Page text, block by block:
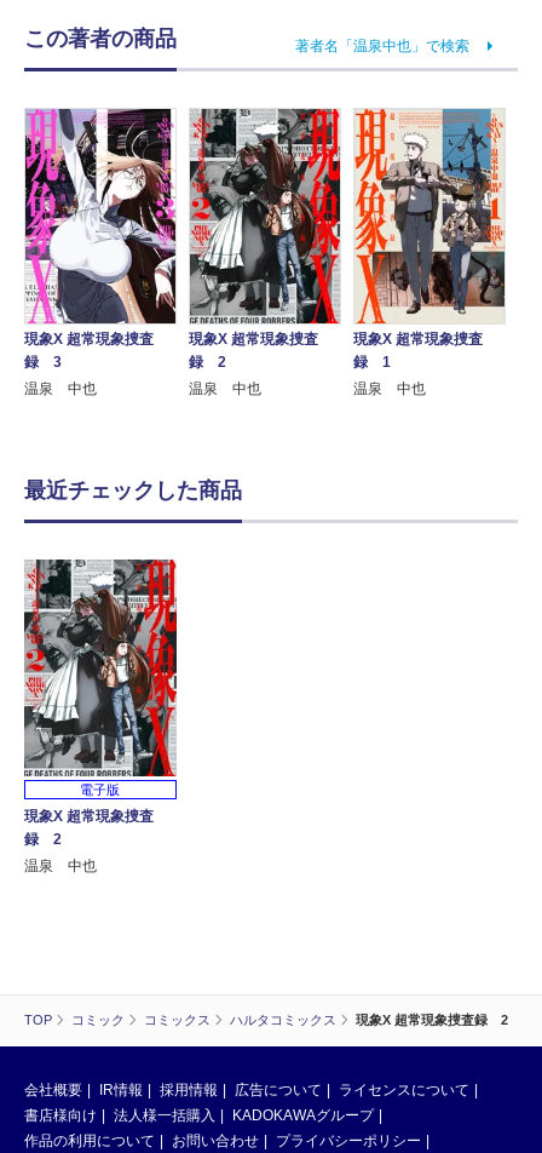
TOP コミック コミックス ハルタコミックス 現象X 超常現象捜査録 2
この著者の商品 著者名「温泉中也」で検索
現象X 超常現象捜査
録 3
温泉 中也
現象X 超常現象捜査
録 2
温泉 中也
現象X 超常現象捜査
録 1
温泉 中也
最近チェックした商品
電子版
現象X 超常現象捜査
録 2
温泉 中也
会社概要 IR情報 採用情報 広告について
ライセンスについて
書店様向け
法人様一括購入
KADOKAWAグループ
作品の利用について
お問い合わせ プライバシーポリシー